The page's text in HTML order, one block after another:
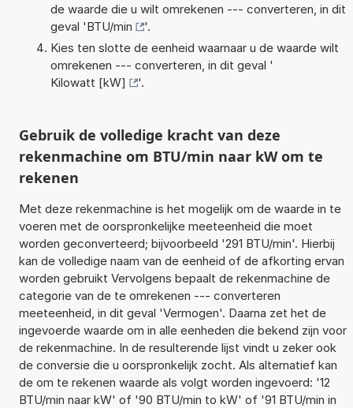
de waarde die u wilt omrekenen --- converteren, in dit
geval 'BTU/min
'.
Kies ten slotte de eenheid waarnaar u de waarde wilt
omrekenen --- converteren, in dit geval '
Kilowatt [kW]
'.
Gebruik de volledige kracht van deze
rekenmachine om BTU/min naar kW om te
rekenen
Met deze rekenmachine is het mogelijk om de waarde in te
voeren met de oorspronkelijke meeteenheid die moet
worden geconverteerd; bijvoorbeeld '291 BTU/min'. Hierbij
kan de volledige naam van de eenheid of de afkorting ervan
worden gebruikt Vervolgens bepaalt de rekenmachine de
categorie van de te omrekenen --- converteren
meeteenheid, in dit geval 'Vermogen'. Daarna zet het de
ingevoerde waarde om in alle eenheden die bekend zijn voor
de rekenmachine. In de resulterende lijst vindt u zeker ook
de conversie die u oorspronkelijk zocht. Als alternatief kan
de om te rekenen waarde als volgt worden ingevoerd: '12
BTU/min naar kW' of '90 BTU/min to kW' of '91 BTU/min in